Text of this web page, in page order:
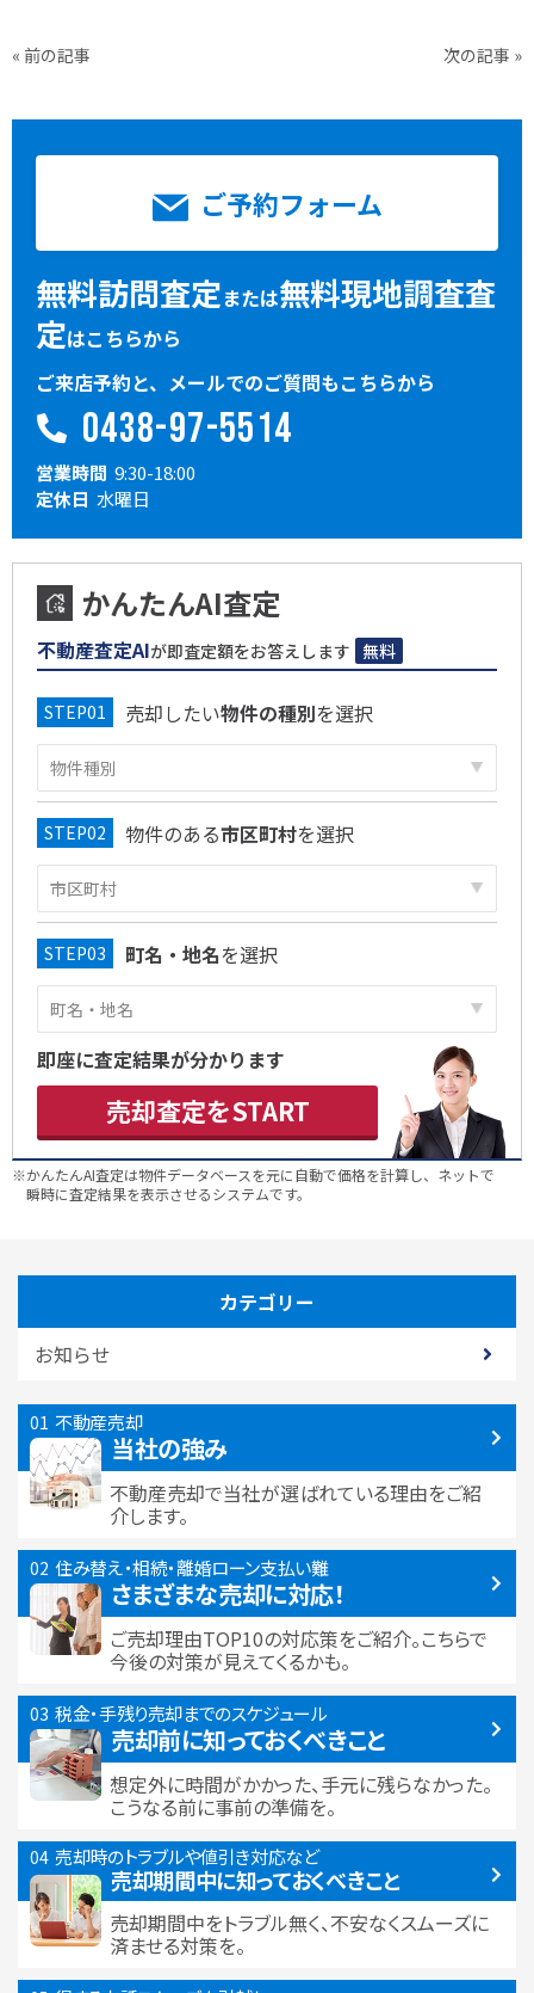
« 前の記事 次の記事 »
ご予約フォーム
無料訪問査定または無料現地調査査
定はこちらから
ご来店予約と、メールでのご質問もこちらから
0438-97-5514
営業時間 9:30-18:00
定休日 水曜日
かんたんAI査定
不動産査定AIが即査定額をお答えします 無料
売却したい物件の種別を選択
物件のある市区町村を選択
町名・地名を選択
即座に査定結果が分かります
売却査定をSTART
※かんたんAI査定は物件データベースを元に自動で価格を計算し、ネットで
瞬時に査定結果を表示させるシステムです。
カテゴリー
お知らせ
不動産売却
当社の強み
不動産売却で当社が選ばれている理由をご紹
介します。
住み替え・相続・離婚ローン支払い難
さまざまな売却に対応！
ご売却理由TOP10の対応策をご紹介。こちらで
今後の対策が見えてくるかも。
税金・手残り売却までのスケジュール
売却前に知っておくべきこと
想定外に時間がかかった、手元に残らなかった。
こうなる前に事前の準備を。
売却時のトラブルや値引き対応など
売却期間中に知っておくべきこと
売却期間中をトラブル無く、不安なくスムーズに
済ませる対策を。